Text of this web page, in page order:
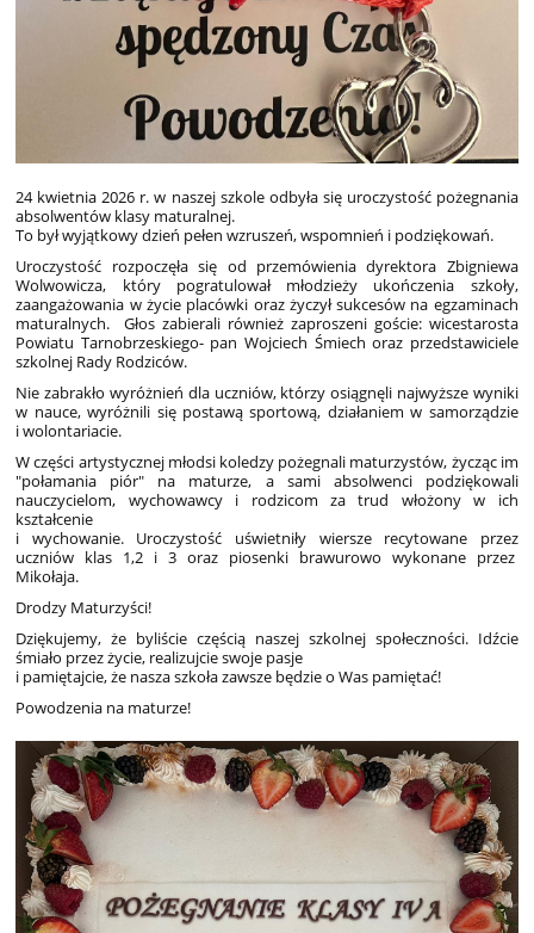
24 kwietnia 2026 r. w naszej szkole odbyła się uroczystość pożegnania
absolwentów klasy maturalnej.
To był wyjątkowy dzień pełen wzruszeń, wspomnień i podziękowań.
Uroczystość rozpoczęła się od przemówienia dyrektora Zbigniewa
Wolwowicza, który pogratulował młodzieży ukończenia szkoły,
zaangażowania w życie placówki oraz życzył sukcesów na egzaminach
maturalnych. Głos zabierali również zaproszeni goście: wicestarosta
Powiatu Tarnobrzeskiego- pan Wojciech Śmiech oraz przedstawiciele
szkolnej Rady Rodziców.
Nie zabrakło wyróżnień dla uczniów, którzy osiągnęli najwyższe wyniki
w nauce, wyróżnili się postawą sportową, działaniem w samorządzie
i wolontariacie.
W części artystycznej młodsi koledzy pożegnali maturzystów, życząc im
"połamania piór" na maturze, a sami absolwenci podziękowali
nauczycielom, wychowawcy i rodzicom za trud włożony w ich
kształcenie
i wychowanie. Uroczystość uświetniły wiersze recytowane przez
uczniów klas 1,2 i 3 oraz piosenki brawurowo wykonane przez
Mikołaja.
Drodzy Maturzyści!
Dziękujemy, że byliście częścią naszej szkolnej społeczności. Idźcie
śmiało przez życie, realizujcie swoje pasje
i pamiętajcie, że nasza szkoła zawsze będzie o Was pamiętać!
Powodzenia na maturze!